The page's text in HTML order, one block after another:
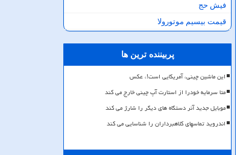
فیش حج
قیمت بیسیم موتورولا
پربیننده ترین ها
این ماشین چینی، آمریکایی است!، عکس
متا سرمایه خودرا از استارت آپ چینی خارج می کند
موبایل جدید آنر دستگاه های دیگر را شارژ می کند
اندروید تماسهای کلاهبرداران را شناسایی می کند